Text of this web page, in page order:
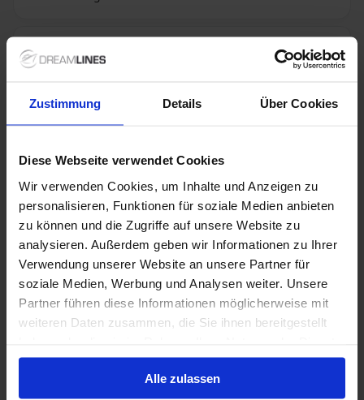
Zustimmung Details Über Cookies
Diese Webseite verwendet Cookies
Wir verwenden Cookies, um Inhalte und Anzeigen zu
personalisieren, Funktionen für soziale Medien anbieten
zu können und die Zugriffe auf unsere Website zu
analysieren. Außerdem geben wir Informationen zu Ihrer
Verwendung unserer Website an unsere Partner für
soziale Medien, Werbung und Analysen weiter. Unsere
Partner führen diese Informationen möglicherweise mit
weiteren Daten zusammen, die Sie ihnen bereitgestellt
gesammelt haben.
Alle zulassen
alles
+ All Inclusive toevoegen
Verdere informatie
Optionele diensten
Niet inbegrepen diensten
Queen Mary 2